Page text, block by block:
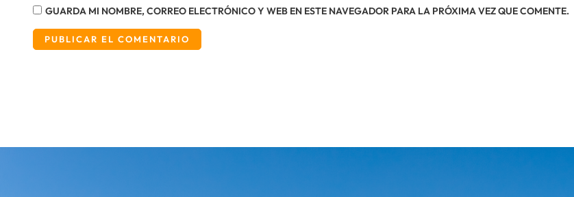
GUARDA MI NOMBRE, CORREO ELECTRÓNICO Y WEB EN ESTE NAVEGADOR PARA LA PRÓXIMA VEZ QUE COMENTE.